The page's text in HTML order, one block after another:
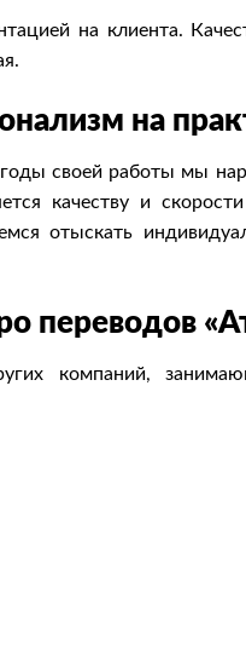
на клиента.
на
своей работы мы
качеству и
отыскать
переводов
компаний,